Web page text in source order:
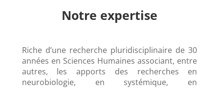
Notre expertise
Riche d’une recherche pluridisciplinaire de 30
années en Sciences Humaines associant, entre
autres, les apports des recherches en
neurobiologie, en systémique, en